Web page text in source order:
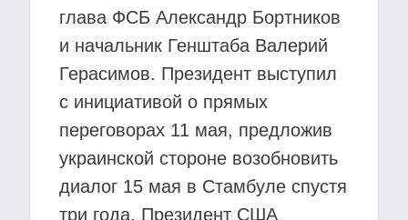
глава ФСБ Александр Бортников
и начальник Генштаба Валерий
Герасимов. Президент выступил
с инициативой о прямых
переговорах 11 мая, предложив
украинской стороне возобновить
диалог 15 мая в Стамбуле спустя
три года. Президент США